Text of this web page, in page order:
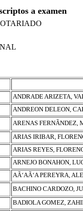
a examen
ANDRADE ARIZETA,
ANDREON DELEON,
ARENAS FERNÃNDEZ,
ARIAS IRIBAR,
ARIAS REYES,
ARNEJO BONAHON,
AÃ‘AÃ‘A PEREYRA,
BACHINO CARDOZO,
BADIOLA GOMEZ,